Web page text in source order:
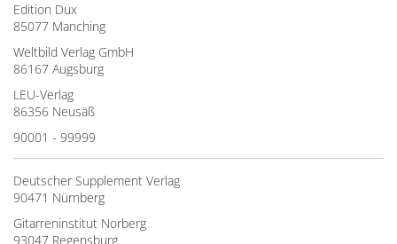
Edition Dux
85077 Manching
Weltbild Verlag GmbH
86167 Augsburg
LEU-Verlag
86356 Neusäß
90001 - 99999
Deutscher Supplement Verlag
90471 Nürnberg
Gitarreninstitut Norberg
93047 Regensburg